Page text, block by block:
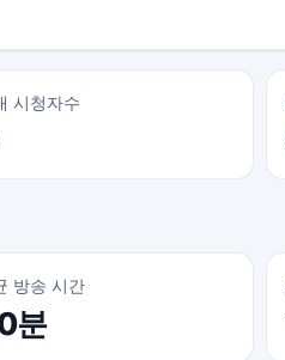
시청자수
방송 시간
분